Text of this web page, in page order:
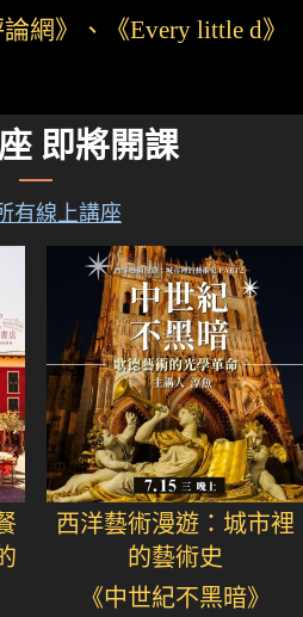
網》、《Every little d》
即將開課
有線上講座
西洋藝術漫遊：城市裡
的藝術史
《中世紀不黑暗》